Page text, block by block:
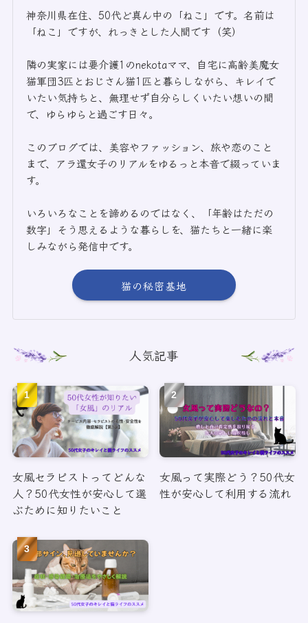
神奈川県在住、50代ど真ん中の「ねこ」です。名前は
「ねこ」ですが、れっきとした人間です（笑）
隣の実家には要介護1のnekotaママ、自宅に高齢美魔女
猫軍団3匹とおじさん猫1匹と暮らしながら、キレイで
いたい気持ちと、無理せず自分らしくいたい想いの間
で、ゆらゆらと過ごす日々。
このブログでは、美容やファッション、旅や恋のこと
まで、アラ還女子のリアルをゆるっと本音で綴っていま
す。
いろいろなことを諦めるのではなく、「年齢はただの
数字」そう思えるような暮らしを、猫たちと一緒に楽
しみながら発信中です。
猫の秘密基地
人気記事
女風セラピストってどんな
人？50代女性が安心して選
ぶために知りたいこと
女風って実際どう？50代女
性が安心して利用する流れ